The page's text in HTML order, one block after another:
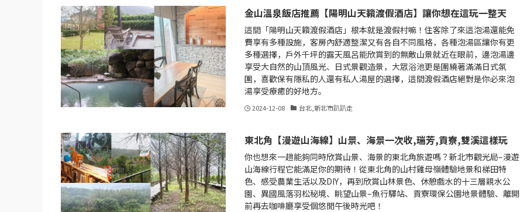
金山溫泉飯店推薦【陽明山天籟渡假酒店】讓你想在這玩一整天
這間「陽明山天籟渡假酒店」根本就是渡假村嘛！住客除了來這泡湯還能免
費享有多種設施，客房內舒適整潔又有各自不同風格，各種泡湯區讓你有更
多種選擇，戶外千坪的露天風呂能欣賞到的無敵山景就近在眼前，邊泡湯邊
享受大自然的山頂風光、日式景觀造景，大眾浴池更是圍繞著滿滿日式氛
圍，喜歡保有隱私的人還有私人湯屋的選擇，這間渡假酒店絕對是你必來泡
湯享受療癒的好地方。
2024-12-08 台北,新北市趴趴走
東北角【漫遊山海線】山景、海景一次收,瑞芳,貢寮,雙溪這樣玩
你也想來一趟能夠同時欣賞山景、海景的東北角旅遊嗎？新北市觀光局–漫遊
山海線行程它能滿足你的期待！從東北角的山村雞母嶺體驗地景和梯田特
色、感受農業生活以及DIY，再到欣賞山林景色、休憩戲水的十三層親水公
園、異國風落羽松秘境、眺望山景–魚行驛站、貢寮環保公園地景體驗、離開
前再去咖啡廳享受個悠閒午後時光吧！